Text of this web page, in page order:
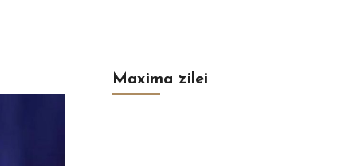
Maxima zilei